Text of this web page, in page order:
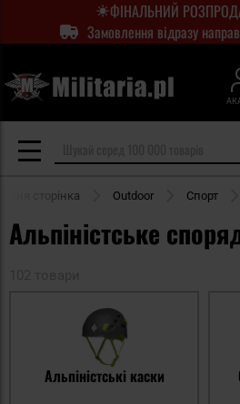
ФІНАЛЬНИЙ
Замовлення відразу
сторінка Outdoor Спорт
Альпіністське
Альпіністські каски